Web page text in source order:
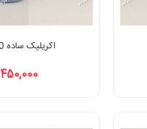
اکریلیک ساده 120 م 6266
450,000 تومان